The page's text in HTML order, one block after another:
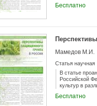
Бесплатно
Мамедов М.И.
Статья научная
В статье
Российской
культур в
Бесплатно